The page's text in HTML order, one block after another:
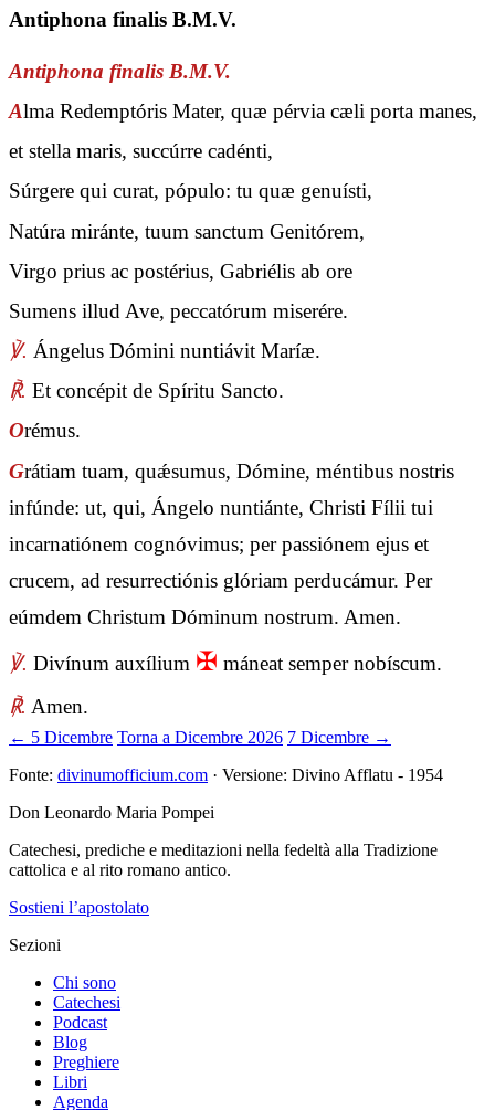
Antiphona finalis B.M.V.
Antiphona finalis B.M.V.
Alma Redemptóris Mater, quæ pérvia cæli porta manes,
et stella maris, succúrre cadénti,
Súrgere qui curat, pópulo: tu quæ genuísti,
Natúra miránte, tuum sanctum Genitórem,
Virgo prius ac postérius, Gabriélis ab ore
Sumens illud Ave, peccatórum miserére.
℣. Ángelus Dómini nuntiávit Maríæ.
℟. Et concépit de Spíritu Sancto.
Orémus.
Grátiam tuam, quǽsumus, Dómine, méntibus nostris
infúnde: ut, qui, Ángelo nuntiánte, Christi Fílii tui
incarnatiónem cognóvimus; per passiónem ejus et
crucem, ad resurrectiónis glóriam perducámur. Per
eúmdem Christum Dóminum nostrum. Amen.
℣. Divínum auxílium ✠ máneat semper nobíscum.
℟. Amen.
← 5 Dicembre Torna a Dicembre 2026 7 Dicembre →
Fonte: divinumofficium.com · Versione: Divino Afflatu - 1954
Don Leonardo Maria Pompei
Catechesi, prediche e meditazioni nella fedeltà alla Tradizione
cattolica e al rito romano antico.
Sostieni l’apostolato
Sezioni
Chi sono
Catechesi
Podcast
Blog
Preghiere
Libri
Agenda